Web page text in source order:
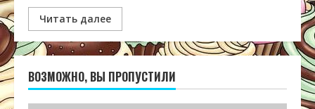
Читать далее
ВОЗМОЖНО, ВЫ ПРОПУСТИЛИ